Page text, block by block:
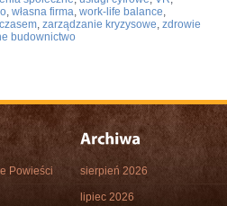
, własna firma, work-life balance,
, zarządzanie kryzysowe, zdrowie
budownictwo
Powieści
sierpień 2026
lipiec 2026